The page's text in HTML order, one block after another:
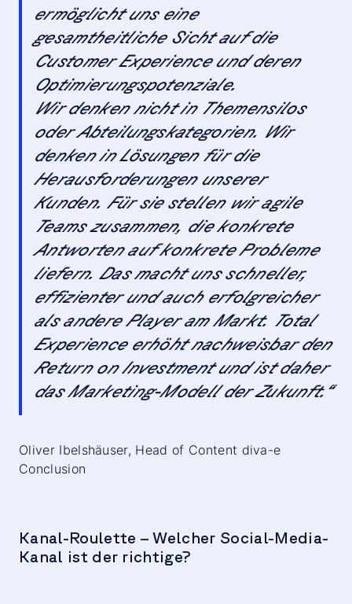
ermöglicht uns eine
gesamtheitliche Sicht auf die
Customer Experience und deren
Optimierungspotenziale.
Wir denken nicht in Themensilos
oder Abteilungskategorien. Wir
denken in Lösungen für die
Herausforderungen unserer
Kunden. Fürsiestellen wir agile
Teams zusammen, die konkrete
Antwortenauf konkrete Probleme
liefern. Dasmacht uns schneller,
effizienter und auch erfolgreicher
als andere Player am Markt. Total
Experience erhöhtnachweisbarden
Return on Investment und ist daher
dasMarketing-Modell der Zukunft.“
Oliver Ibelshäuser, Head of Content diva-e
Conclusion
Kanal-Roulette – Welcher Social-Media-
Kanal ist der richtige?